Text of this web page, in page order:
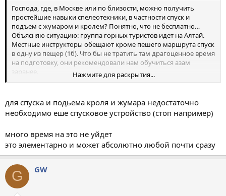
Господа, где, в Москве или по близости, можно получить
простейшие навыки спелеотехники, в частности спуск и
подъем с жумаром и кролем? Понятно, что не бесплатно…
Объясняю ситуацию: группа горных туристов идет на Алтай.
Местные инструкторы обещают кроме пешего маршрута спуск
в одну из пещер (1б). Что бы не тратить там драгоценное время
на подготовку, они рекомендовали нам обучиться азам
заранее.
Заранее спасибо.
Нажмите для раскрытия...
для спуска и подьема кроля и жумара недостаточно
необходимо еше спусковое устройство (стоп например)
много время на это не уйдет
это элементарно и может абсолютно любой почти сразу
G GW